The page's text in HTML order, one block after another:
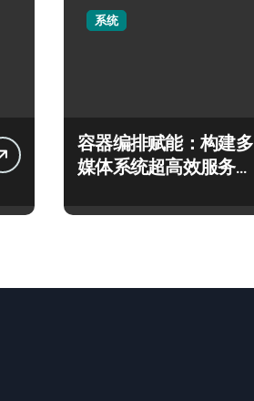
系统
容器编排赋能：构建多
媒体系统超高效服务器